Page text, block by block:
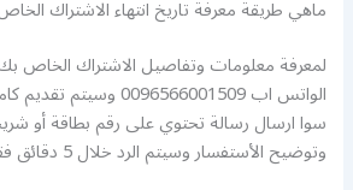
ماهي طريقة معرفة تاريخ انتهاء الاشتراك
لمعرفة معلومات وتفاصيل الاشتراك الخاص
الواتس اب
سوا ارسال رسالة تحتوي على رقم بطاقة أو
وتوضيح الأستفسار وسيتم الرد خلال 5 دقائق فقط